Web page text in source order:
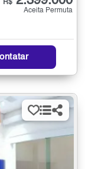
R$
Aceita Permuta